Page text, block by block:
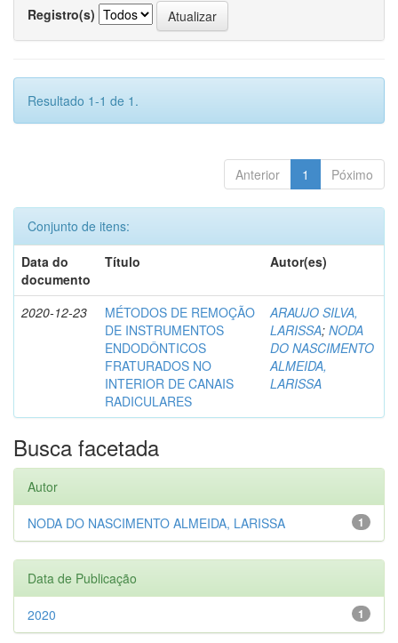
Registro(s)
Resultado 1-1 de 1.
Anterior 1 Póximo
Conjunto de itens:
Data do
documento
Título Autor(es)
2020-12-23
MÉTODOS DE REMOÇÃO
DE INSTRUMENTOS
ENDODÔNTICOS
FRATURADOS NO
INTERIOR DE CANAIS
RADICULARES
ARAUJO SILVA,
LARISSA; NODA
DO NASCIMENTO
ALMEIDA,
LARISSA
Busca facetada
Autor
1
NODA DO NASCIMENTO ALMEIDA, LARISSA
Data de Publicação
1
2020